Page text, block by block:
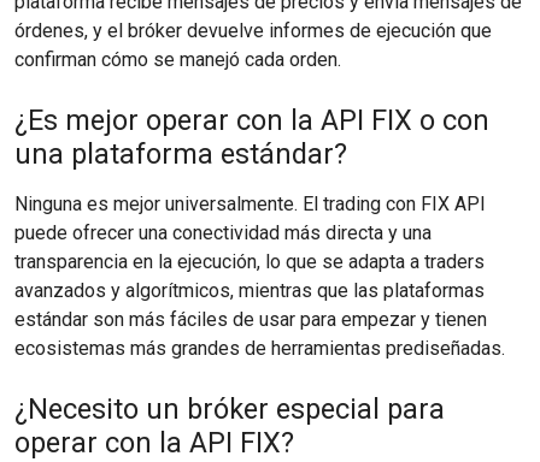
órdenes, y el bróker devuelve informes de ejecución que
confirman cómo se manejó cada orden.
¿Es mejor operar con la API FIX o con
una plataforma estándar?
Ninguna es mejor universalmente. El trading con FIX API
puede ofrecer una conectividad más directa y una
transparencia en la ejecución, lo que se adapta a traders
avanzados y algorítmicos, mientras que las plataformas
estándar son más fáciles de usar para empezar y tienen
ecosistemas más grandes de herramientas prediseñadas.
¿Necesito un bróker especial para
operar con la API FIX?